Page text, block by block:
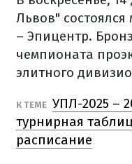
Львов"
– Эпицентр.
чемпионата
элитного
К ТЕМЕ УПЛ-2025 –
турнирная
расписание